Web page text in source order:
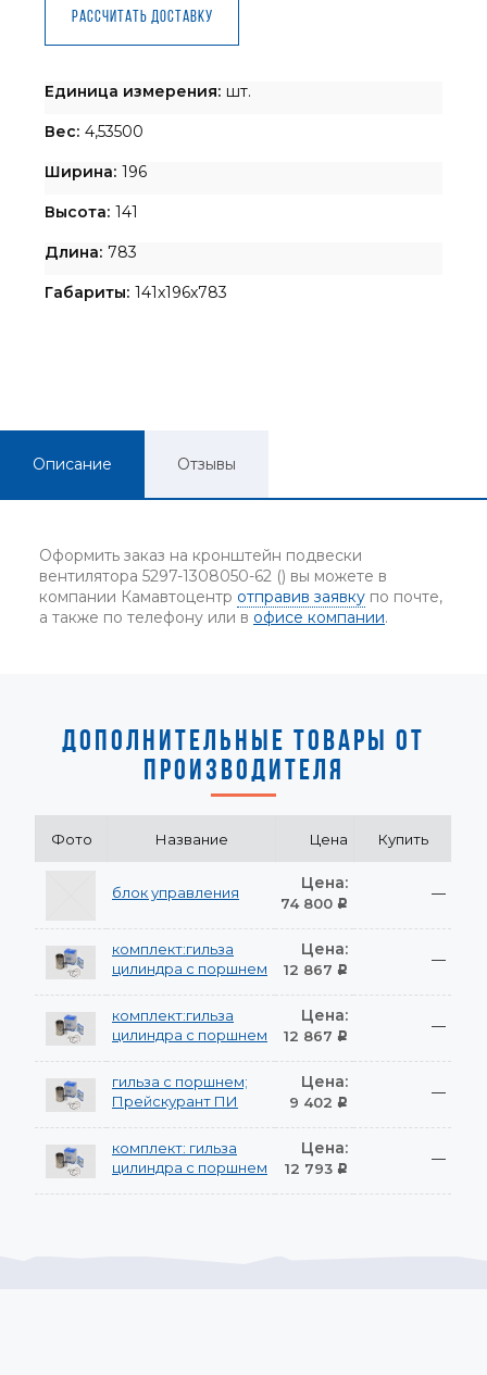
Рассчитать доставку
Единица измерения: шт.
Вес: 4,53500
Ширина: 196
Высота: 141
Длина: 783
Габариты: 141x196x783
Описание Отзывы
Оформить заказ на кронштейн подвески
вентилятора 5297-1308050-62 () вы можете в
компании Камавтоцентр отправив заявку по почте,
а также по телефону или в офисе компании.
ДОПОЛНИТЕЛЬНЫЕ ТОВАРЫ ОТ
ПРОИЗВОДИТЕЛЯ
Фото Название Цена Купить
блок управления Цена:
74 800 Р
—
комплект:гильза
цилиндра с поршнем
Цена:
12 867 Р
—
комплект:гильза
цилиндра с поршнем
Цена:
12 867 Р
—
гильза с поршнем;
Прейскурант ПИ
Цена:
9 402 Р
—
комплект: гильза
цилиндра с поршнем
Цена:
12 793 Р
—